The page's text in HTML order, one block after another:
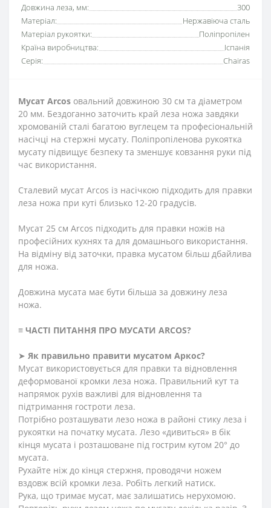
Довжина леза, мм:
300
Матеріал:
Нержавіюча сталь
Матеріал рукоятки:
Поліпропілен
Країна виробництва:
Іспанія
Серія:
Chairas
Мусат Arcos овальний довжиною 30 см та діаметром
20 мм. Бездоганно заточить край леза ножа завдяки
хромованій сталі багатою вуглецем та професіональній
насічці на стержні мусату. Поліпропіленова рукоятка
мусату підвищує безпеку та зменшує ковзання руки під
час використання.
Сталевий мусат Arcos із насічкою підходить для правки
леза ножа при куті близько 12-20 градусів.
Мусат 25 см Arcos підходить для правки ножів на
професійних кухнях та для домашнього використання.
На відміну від заточки, правка мусатом більш дбайлива
для ножа.
Довжина мусата має бути більша за довжину леза
ножа.
≡ ЧАСТІ ПИТАННЯ ПРО МУСАТИ ARCOS?
➤ Як правильно правити мусатом Аркос?
Мусат використовується для правки та відновлення
деформованої кромки леза ножа. Правильний кут та
напрямок рухів важливі для відновлення та
підтримання гостроти леза.
Потрібно розташувати лезо ножа в районі стику леза і
рукоятки на початку мусата. Лезо «дивиться» в бік
кінця мусата і розташоване під гострим кутом 20° до
мусата.
Рухайте ніж до кінця стержня, проводячи ножем
вздовж всій кромки леза. Робіть легкий натиск.
Рука, що тримає мусат, має залишатись нерухомою.